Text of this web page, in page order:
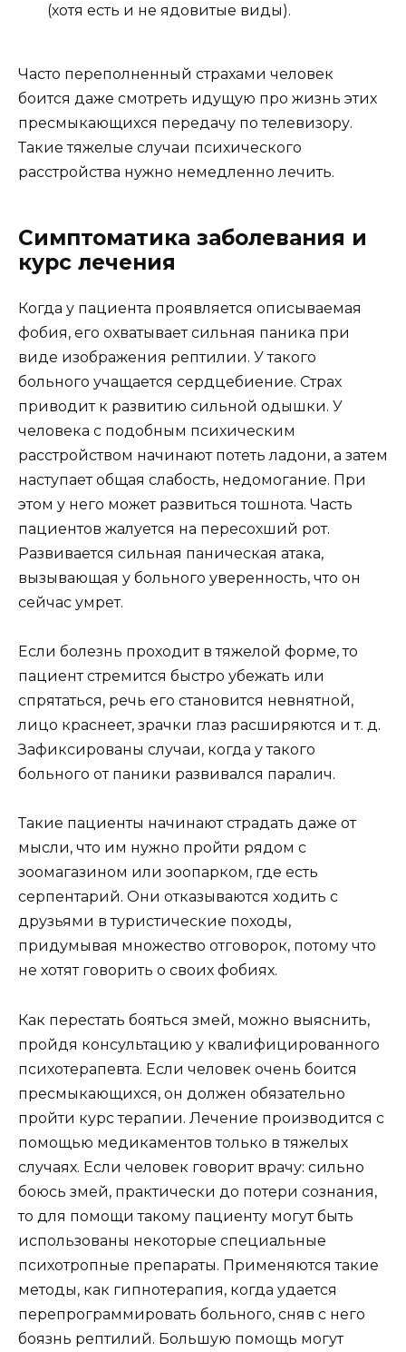
(хотя есть и не ядовитые виды).
Часто переполненный страхами человек
боится даже смотреть идущую про жизнь этих
пресмыкающихся передачу по телевизору.
Такие тяжелые случаи психического
расстройства нужно немедленно лечить.
Симптоматика заболевания и
курс лечения
Когда у пациента проявляется описываемая
фобия, его охватывает сильная паника при
виде изображения рептилии. У такого
больного учащается сердцебиение. Страх
приводит к развитию сильной одышки. У
человека с подобным психическим
расстройством начинают потеть ладони, а затем
наступает общая слабость, недомогание. При
этом у него может развиться тошнота. Часть
пациентов жалуется на пересохший рот.
Развивается сильная паническая атака,
вызывающая у больного уверенность, что он
сейчас умрет.
Если болезнь проходит в тяжелой форме, то
пациент стремится быстро убежать или
спрятаться, речь его становится невнятной,
лицо краснеет, зрачки глаз расширяются и т. д.
Зафиксированы случаи, когда у такого
больного от паники развивался паралич.
Такие пациенты начинают страдать даже от
мысли, что им нужно пройти рядом с
зоомагазином или зоопарком, где есть
серпентарий. Они отказываются ходить с
друзьями в туристические походы,
придумывая множество отговорок, потому что
не хотят говорить о своих фобиях.
Как перестать бояться змей, можно выяснить,
пройдя консультацию у квалифицированного
психотерапевта. Если человек очень боится
пресмыкающихся, он должен обязательно
пройти курс терапии. Лечение производится с
помощью медикаментов только в тяжелых
случаях. Если человек говорит врачу: сильно
боюсь змей, практически до потери сознания,
то для помощи такому пациенту могут быть
использованы некоторые специальные
психотропные препараты. Применяются такие
методы, как гипнотерапия, когда удается
перепрограммировать больного, сняв с него
боязнь рептилий. Большую помощь могут